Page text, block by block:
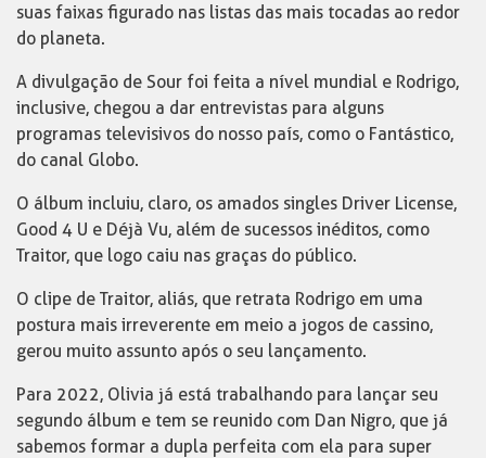
suas faixas figurado nas listas das mais tocadas ao redor
do planeta.
A divulgação de Sour foi feita a nível mundial e Rodrigo,
inclusive, chegou a dar entrevistas para alguns
programas televisivos do nosso país, como o Fantástico,
do canal Globo.
O álbum incluiu, claro, os amados singles Driver License,
Good 4 U e Déjà Vu, além de sucessos inéditos, como
Traitor, que logo caiu nas graças do público.
O clipe de Traitor, aliás, que retrata Rodrigo em uma
postura mais irreverente em meio a jogos de cassino,
gerou muito assunto após o seu lançamento.
Para 2022, Olivia já está trabalhando para lançar seu
segundo álbum e tem se reunido com Dan Nigro, que já
sabemos formar a dupla perfeita com ela para super